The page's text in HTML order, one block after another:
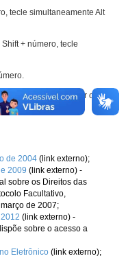
tecle simultaneamente Alt
+ número, tecle
que explicam melhor o
nos sites da
de 2004 (link externo);
2009 (link externo) -
sobre os Direitos das
Facultativo,
de 2007;
(link externo) -
sobre o acesso a
Eletrônico (link externo);